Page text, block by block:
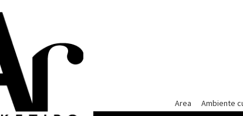
Area
Ambiente